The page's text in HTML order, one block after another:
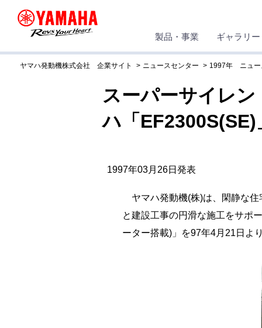
製品・事業 ギャラリー
ヤマハ発動機株式会社 企業サイト ニュースセンター 1997年 ニュー
スーパーサイレ
ハ「EF2300S(SE)
1997年03月26日発表
ヤマハ発動機(株)は、閑静な住
と建設工事の円滑な施工をサポ
ーター搭載)」を97年4月21日よ